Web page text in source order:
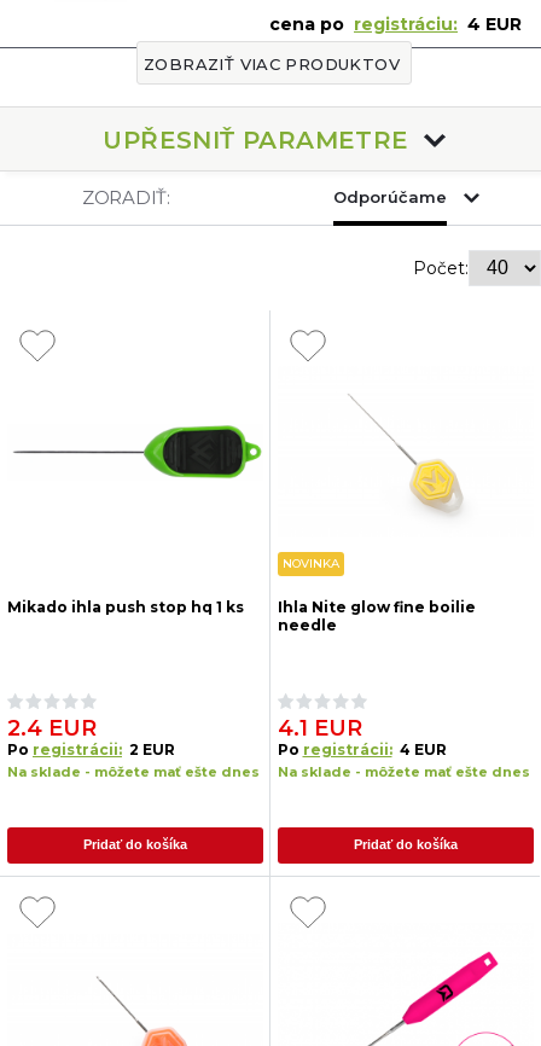
cena po registráciu: 4 EUR
ZOBRAZIŤ VIAC PRODUKTOV
UPŘESNIŤ PARAMETRE
ZORADIŤ: Odporúčame
Počet:
Mikado ihla push stop hq 1 ks
2.4 EUR
Po registrácii: 2 EUR
Na sklade - môžete mať ešte dnes
Pridať do košíka
NOVINKA
Ihla Nite glow fine boilie
needle
4.1 EUR
Po registrácii: 4 EUR
Na sklade - môžete mať ešte dnes
Pridať do košíka